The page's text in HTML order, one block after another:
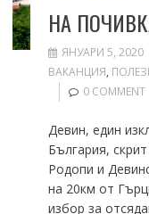
НА
ЯНУАРИ 5, 2020
ВАКАНЦИЯ,
0 COMMENT
Девин, eдин
България,
Родопи и
на 20км от
избор за